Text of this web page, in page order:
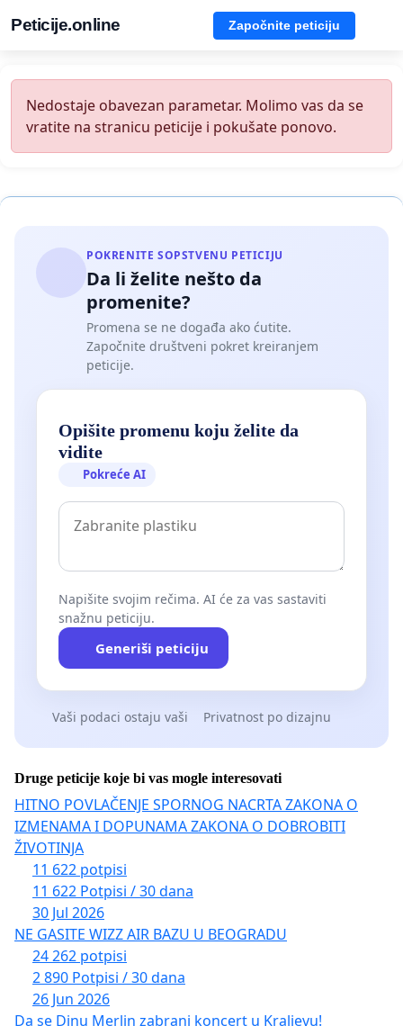
Peticije.online Započnite peticiju
Nedostaje obavezan parametar. Molimo vas da se
vratite na stranicu peticije i pokušate ponovo.
POKRENITE SOPSTVENU PETICIJU
Da li želite nešto da
promenite?
Promena se ne događa ako ćutite.
Započnite društveni pokret kreiranjem
peticije.
Opišite promenu koju želite da
vidite
Pokreće AI
Napišite svojim rečima. AI će za vas sastaviti
snažnu peticiju.
Generiši peticiju
Vaši podaci ostaju vaši Privatnost po dizajnu
Druge peticije koje bi vas mogle interesovati
HITNO POVLAČENJE SPORNOG NACRTA ZAKONA O
IZMENAMA I DOPUNAMA ZAKONA O DOBROBITI
ŽIVOTINJA
11 622 potpisi
11 622 Potpisi / 30 dana
30 Jul 2026
NE GASITE WIZZ AIR BAZU U BEOGRADU
24 262 potpisi
2 890 Potpisi / 30 dana
26 Jun 2026
Da se Dinu Merlin zabrani koncert u Kraljevu!